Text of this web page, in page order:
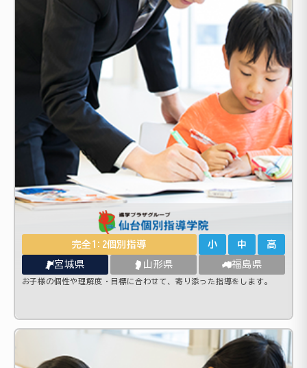
完全1:2個別指導 小 中 高
宮城県 山形県 福島県
お子様の個性や理解度・目標に合わせて、寄り添った指導をします。